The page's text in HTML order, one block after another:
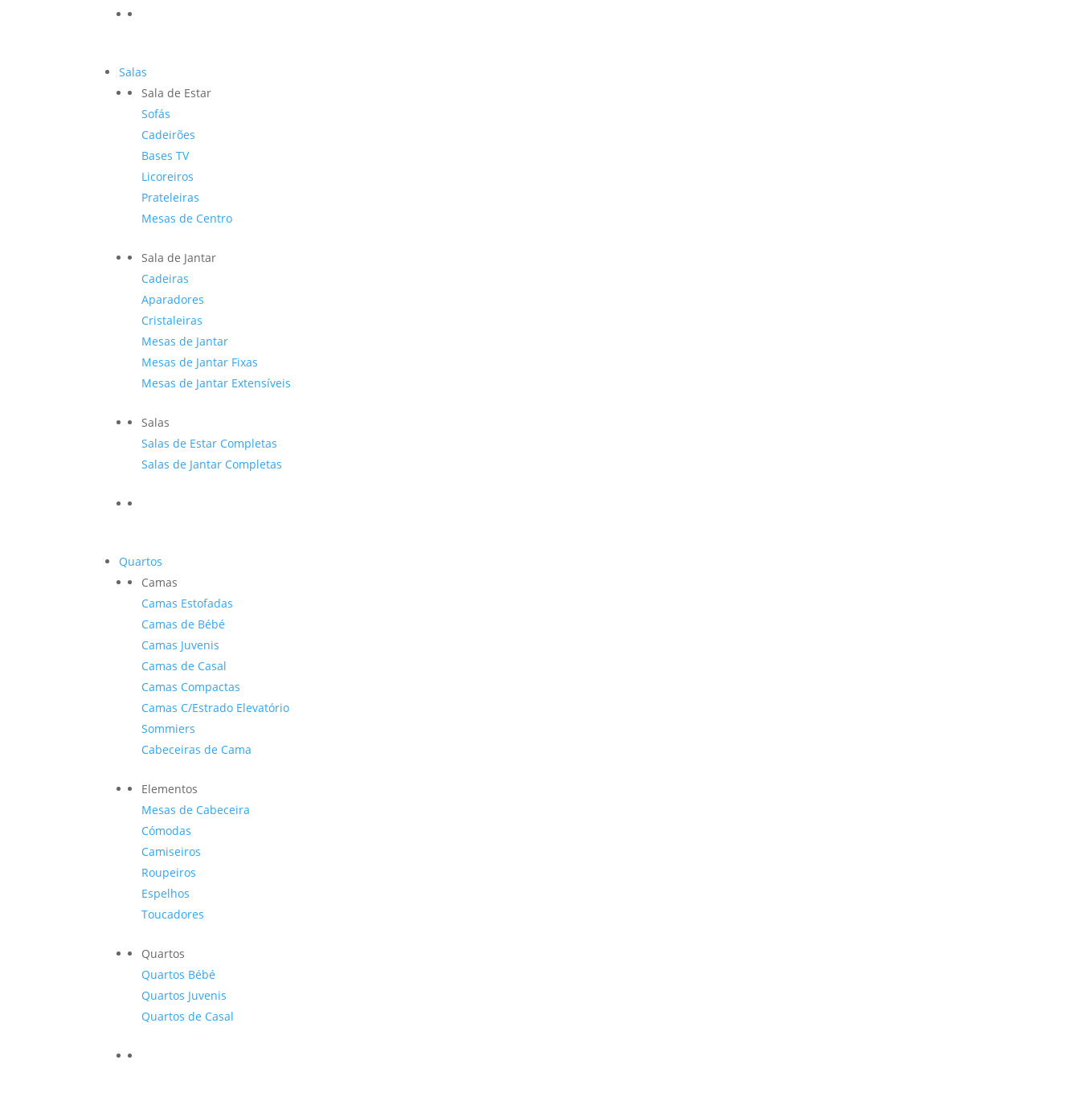
Salas
Sala de Estar
Sofás
Cadeirões
Bases TV
Licoreiros
Prateleiras
Mesas de Centro
Sala de Jantar
Cadeiras
Aparadores
Cristaleiras
Mesas de Jantar
Mesas de Jantar Fixas
Mesas de Jantar Extensíveis
Salas
Salas de Estar Completas
Salas de Jantar Completas
Quartos
Camas
Camas Estofadas
Camas de Bébé
Camas Juvenis
Camas de Casal
Camas Compactas
Camas C/Estrado Elevatório
Sommiers
Cabeceiras de Cama
Elementos
Mesas de Cabeceira
Cómodas
Camiseiros
Roupeiros
Espelhos
Toucadores
Quartos
Quartos Bébé
Quartos Juvenis
Quartos de Casal